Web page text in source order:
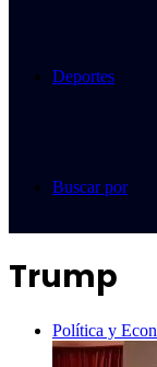
Deportes
Buscar por
Trump
Política y